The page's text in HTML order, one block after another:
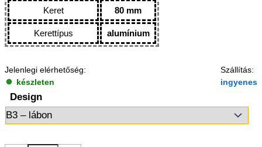
Keret 80 mm
Kerettípus alumínium
Jelenlegi elérhetőség:
készleten
Szállítás:
ingyenes
Design